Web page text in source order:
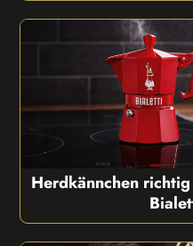
Herdkännchen